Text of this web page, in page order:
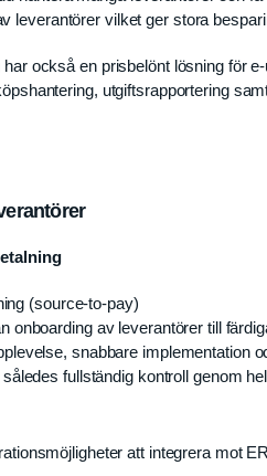
leverantörer vilket ger stora
också en prisbelönt lösning för
utgiftsrapportering
(source-to-pay)
onboarding av leverantörer till
snabbare implementation
fullständig kontroll genom
att integrera mot